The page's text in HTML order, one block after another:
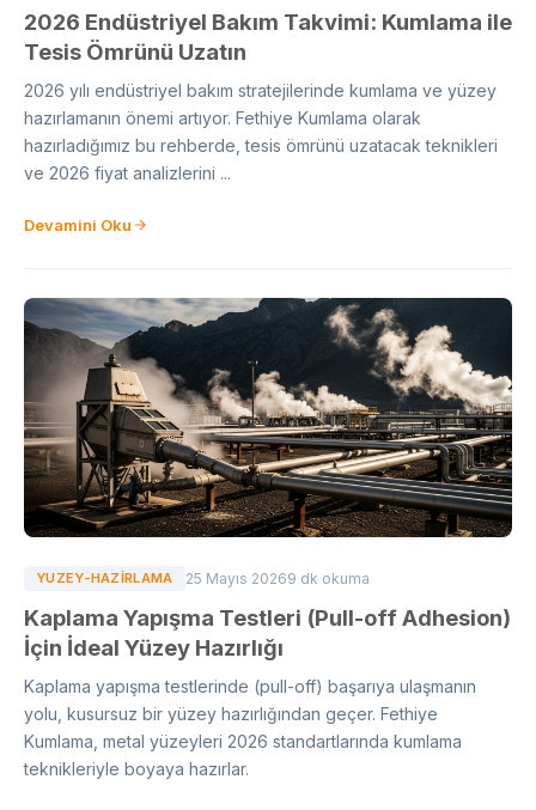
2026 Endüstriyel Bakım Takvimi: Kumlama ile
Tesis Ömrünü Uzatın
2026 yılı endüstriyel bakım stratejilerinde kumlama ve yüzey
hazırlamanın önemi artıyor. Fethiye Kumlama olarak
hazırladığımız bu rehberde, tesis ömrünü uzatacak teknikleri
ve 2026 fiyat analizlerini ...
Devamini Oku
YUZEY-HAZIRLAMA 25 Mayıs 20269 dk okuma
Kaplama Yapışma Testleri (Pull-off Adhesion)
İçin İdeal Yüzey Hazırlığı
Kaplama yapışma testlerinde (pull-off) başarıya ulaşmanın
yolu, kusursuz bir yüzey hazırlığından geçer. Fethiye
Kumlama, metal yüzeyleri 2026 standartlarında kumlama
teknikleriyle boyaya hazırlar.